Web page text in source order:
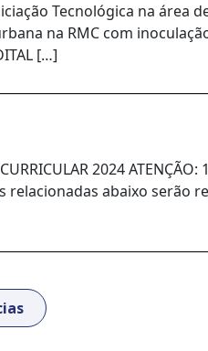
Tecnológica na área
na RMC com
[…]
CURRICULAR 2024
abaixo serão